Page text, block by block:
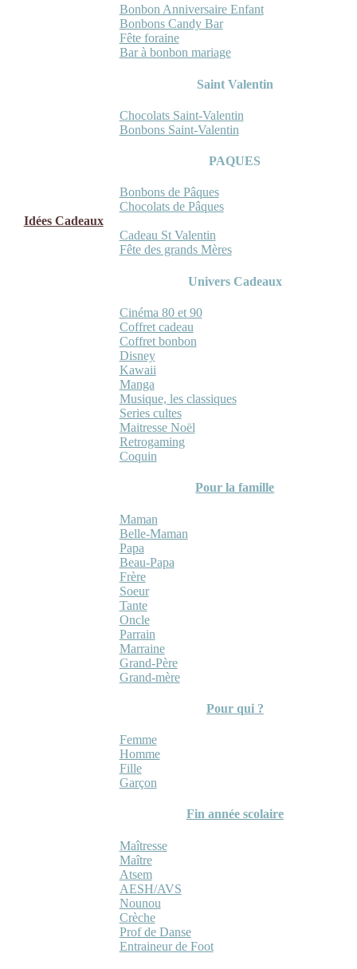
Bonbon Anniversaire Enfant
Bonbons Candy Bar
Fête foraine
Bar à bonbon mariage
Saint Valentin
Chocolats Saint-Valentin
Bonbons Saint-Valentin
PAQUES
Bonbons de Pâques
Chocolats de Pâques
Idées Cadeaux
Cadeau St Valentin
Fête des grands Mères
Univers Cadeaux
Cinéma 80 et 90
Coffret cadeau
Coffret bonbon
Disney
Kawaii
Manga
Musique, les classiques
Series cultes
Maitresse Noël
Retrogaming
Coquin
Pour la famille
Maman
Belle-Maman
Papa
Beau-Papa
Frère
Soeur
Tante
Oncle
Parrain
Marraine
Grand-Père
Grand-mère
Pour qui ?
Femme
Homme
Fille
Garçon
Fin année scolaire
Maîtresse
Maître
Atsem
AESH/AVS
Nounou
Crèche
Prof de Danse
Entraineur de Foot